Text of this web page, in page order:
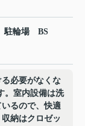
駐輪場 BS
必要がなくな
。室内設備は洗
るので、快適
納はクロゼッ